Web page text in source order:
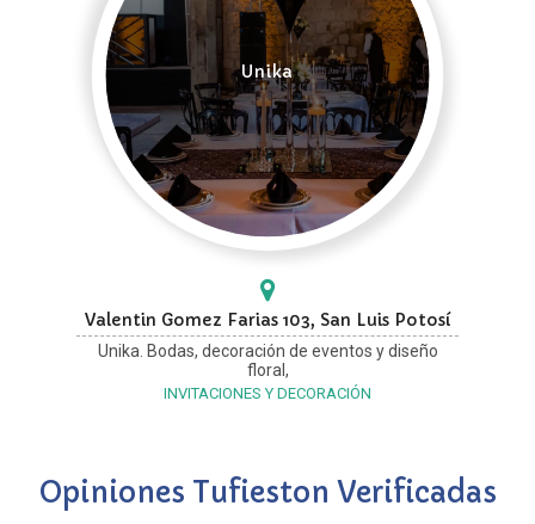
Unika
Valentin Gomez Farias 103, San Luis Potosí
Unika. Bodas, decoración de eventos y diseño
floral,
INVITACIONES Y DECORACIÓN
Opiniones Tufieston Verificadas